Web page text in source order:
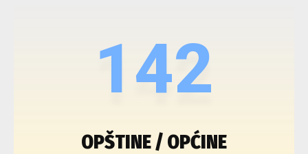
142
OPŠTINE / OPĆINE